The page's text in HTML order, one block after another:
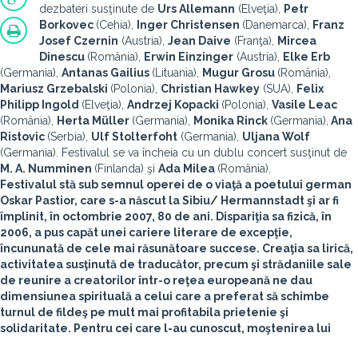
dezbateri susţinute de Urs Allemann (Elveţia),
Petr
Borkovec (Cehia), Inger Christensen (Danemarca),
Franz
Josef Czernin (Austria), Jean Daive (Franţa),
Mircea
Dinescu (România), Erwin Einzinger (Austria),
Elke Erb
(Germania), Antanas Gailius (Lituania), Mugur Grosu (România),
Mariusz Grzebalski (Polonia), Christian Hawkey (SUA),
Felix
Philipp Ingold (Elveţia), Andrzej Kopacki (Polonia), Vasile Leac
(România),
Herta Müller (Germania), Monika Rinck (Germania), Ana
Ristovic (Serbia), Ulf Stolterfoht (Germania), Uljana Wolf
(Germania). Festivalul se va încheia cu un dublu concert susţinut de
M. A. Numminen (Finlanda) şi Ada Milea (România).
Festivalul stă sub semnul operei de o viaţă a poetului german
Oskar Pastior, care s-a născut la Sibiu/ Hermannstadt şi ar fi
împlinit, în octombrie 2007, 80 de ani. Dispariţia sa fizică, în
2006, a pus capăt unei cariere literare de excepţie,
încununată de cele mai răsunătoare succese. Creaţia sa lirică,
activitatea susţinută de traducător, precum şi strădaniile sale
de reunire a creatorilor într-o reţea europeană ne dau
dimensiunea spirituală a celui care a preferat să schimbe
turnul de fildeş pe mult mai profitabila prietenie şi
solidaritate. Pentru cei care l-au cunoscut, moştenirea lui